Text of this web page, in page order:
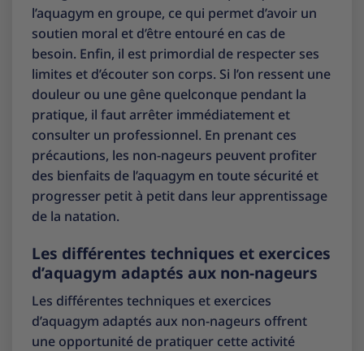
l’aquagym en groupe, ce qui permet d’avoir un
soutien moral et d’être entouré en cas de
besoin. Enfin, il est primordial de respecter ses
limites et d’écouter son corps. Si l’on ressent une
douleur ou une gêne quelconque pendant la
pratique, il faut arrêter immédiatement et
consulter un professionnel. En prenant ces
précautions, les non-nageurs peuvent profiter
des bienfaits de l’aquagym en toute sécurité et
progresser petit à petit dans leur apprentissage
de la natation.
Les différentes techniques et exercices
d’aquagym adaptés aux non-nageurs
Les différentes techniques et exercices
d’aquagym adaptés aux non-nageurs offrent
une opportunité de pratiquer cette activité